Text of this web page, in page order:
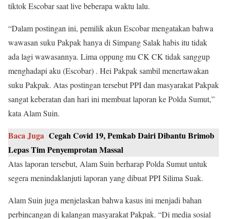
tiktok Escobar saat live beberapa waktu lalu.
“Dalam postingan ini, pemilik akun Escobar mengatakan bahwa
wawasan suku Pakpak hanya di Simpang Salak habis itu tidak
ada lagi wawasannya. Lima oppung mu CK CK tidak sanggup
menghadapi aku (Escobar) . Hei Pakpak sambil menertawakan
suku Pakpak. Atas postingan tersebut PPI dan masyarakat Pakpak
sangat keberatan dan hari ini membuat laporan ke Polda Sumut,”
kata Alam Suin.
Baca Juga Cegah Covid 19, Pemkab Dairi Dibantu Brimob
Lepas Tim Penyemprotan Massal
Atas laporan tersebut, Alam Suin berharap Polda Sumut untuk
segera menindaklanjuti laporan yang dibuat PPI Silima Suak.
Alam Suin juga menjelaskan bahwa kasus ini menjadi bahan
perbincangan di kalangan masyarakat Pakpak. “Di media sosial